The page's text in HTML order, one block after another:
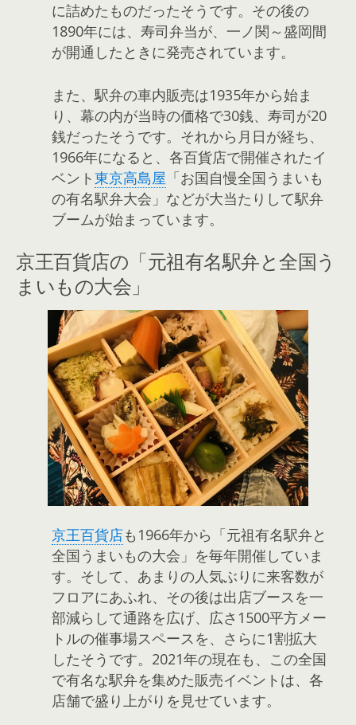
に詰めたものだったそうです。その後の
1890年には、寿司弁当が、一ノ関～盛岡間
が開通したときに発売されています。
また、駅弁の車内販売は1935年から始ま
り、幕の内が当時の価格で30銭、寿司が20
銭だったそうです。それから月日が経ち、
1966年になると、各百貨店で開催されたイ
ベント東京高島屋 「お国自慢全国うまいも
の有名駅弁大会」などが大当たりして駅弁
ブームが始まっています。
京王百貨店の「元祖有名駅弁と全国う
まいもの大会」
京王百貨店も1966年から「元祖有名駅弁と
全国うまいもの大会」を毎年開催していま
す。そして、あまりの人気ぶりに来客数が
フロアにあふれ、その後は出店ブースを一
部減らして通路を広げ、広さ1500平方メー
トルの催事場スペースを、さらに1割拡大
したそうです。2021年の現在も、この全国
で有名な駅弁を集めた販売イベントは、各
店舗で盛り上がりを見せています。